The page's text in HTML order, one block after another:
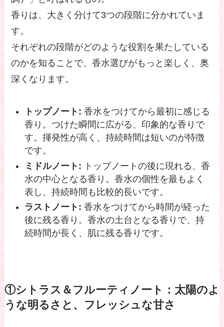
香りは、大きく分けて3つの段階に分かれていま
す。
それぞれの段階がどのような役割を果たしている
のかを知ることで、香水選びがもっと楽しく、奥
深くなります。
トップノート: 香水をつけてから最初に感じる
香り。つけた瞬間に広がる、印象的な香りで
す。揮発性が高く、持続時間は短いのが特徴
です。
ミドルノート: トップノートの後に現れる、香
水の中心となる香り。香水の個性を最もよく
表し、持続時間も比較的長いです。
ラストノート: 香水をつけてから時間が経った
後に残る香り。香水の土台となる香りで、持
続時間が長く、肌に残る香りです。
①シトラス＆フルーティノート：太陽のよ
うな明るさと、フレッシュな甘さ